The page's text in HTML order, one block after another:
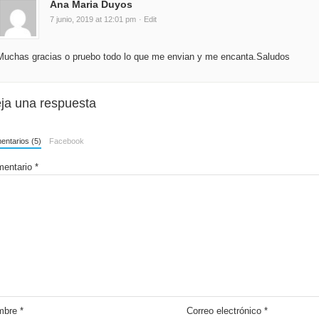
Ana Maria Duyos
7 junio, 2019 at 12:01 pm · Edit
gracias o pruebo todo lo que me envian y me encanta.Saludos
una respuesta
(5) Facebook
*
* Correo electrónico*